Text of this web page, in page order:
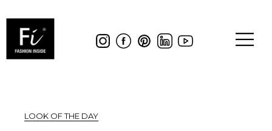
LOOK OF THE DAY